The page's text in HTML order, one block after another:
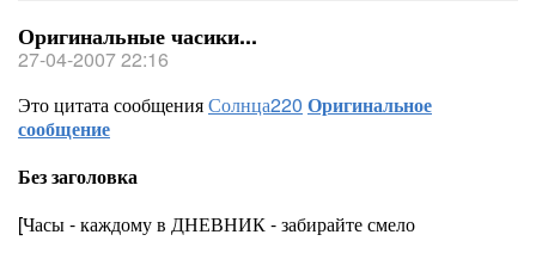
Оригинальные часики...
27-04-2007 22:16
Это цитата сообщенияСолнца220 Оригинальное
сообщение
Без заголовка
[Часы - каждому в ДНЕВНИК - забирайте смело